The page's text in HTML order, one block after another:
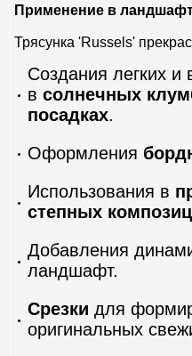
Применение в
Трясунка 'Russels'
Создания легких и
в солнечных
посадках.
Оформления
Использования в
степных
Добавления
ландшафт.
Срезки для
оригинальных